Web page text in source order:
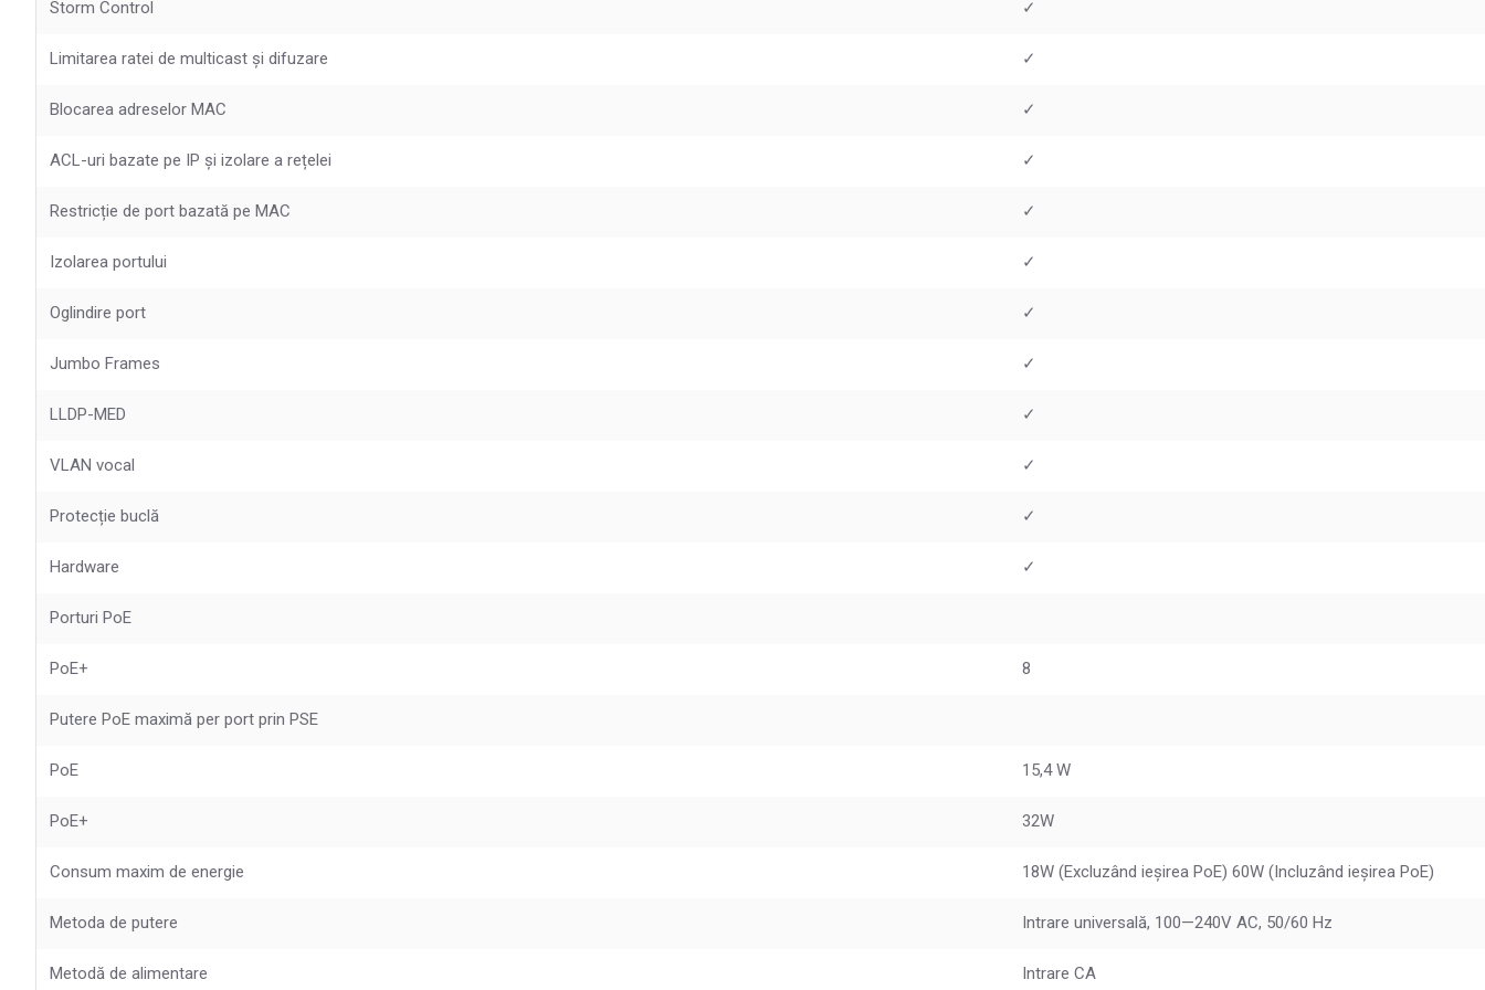
Storm Control ✓
Limitarea ratei de multicast și difuzare ✓
Blocarea adreselor MAC ✓
ACL-uri bazate pe IP și izolare a rețelei ✓
Restricție de port bazată pe MAC ✓
Izolarea portului ✓
Oglindire port ✓
Jumbo Frames ✓
LLDP-MED ✓
VLAN vocal ✓
Protecție buclă ✓
Hardware ✓
Porturi PoE
PoE+ 8
Putere PoE maximă per port prin PSE
PoE 15,4 W
PoE+ 32W
Consum maxim de energie 18W (Excluzând ieșirea PoE) 60W (Incluzând ieșirea PoE)
Metoda de putere Intrare universală, 100—240V AC, 50/60 Hz
Metodă de alimentare Intrare CA